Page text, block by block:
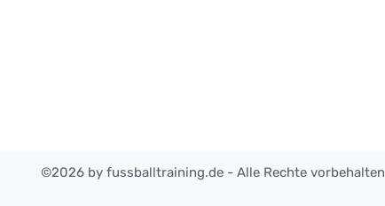
©2026 by fussballtraining.de - Alle Rechte vorbehalten